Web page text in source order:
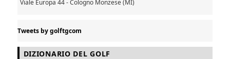
Viale Europa 44 - Cologno Monzese (MI)
Tweets by golftgcom
DIZIONARIO DEL GOLF